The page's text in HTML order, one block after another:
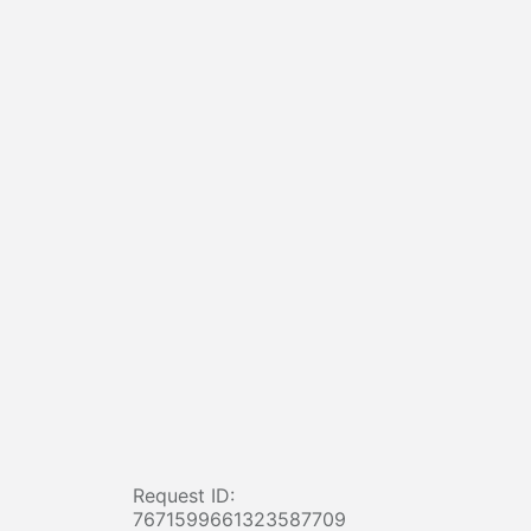
Request ID:
7671599661323587709